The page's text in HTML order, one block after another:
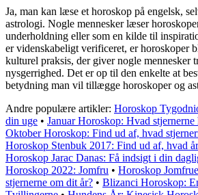
Ja, man kan læse et horoskop på engelsk,
astrologi. Nogle mennesker læser
underholdning eller som en kilde til
er videnskabeligt verificeret, er horoskoper
kulturel praksis, der giver nogle mennesker
nysgerrighed. Det er op til den enkelte at
betydning man vil tillægge horoskoper og
Andre populære artikler: Horoskop
din uge • Januar Horoskop: Hvad
Oktober Horoskop: Find ud af, hvad
Horoskop Stenbuk 2017: Find ud af, hvad
Horoskop Jarac Danas: Få indsigt i din
Horoskop 2022: Jomfru • Horoskop
stjernerne om dit år? • Blizanci Horoskop: